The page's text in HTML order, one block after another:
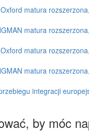
matura
matura
matura
matura
integracji
by móc